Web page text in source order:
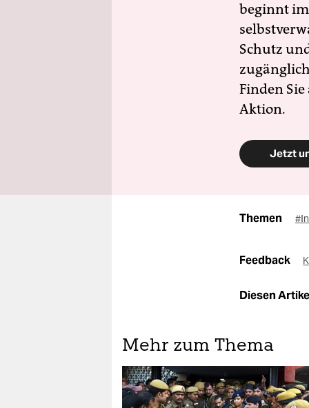
beginnt
Schutz
Finden
Aktion.
Jetzt
Themen
Feedback
Diesen
Mehr zum Thema